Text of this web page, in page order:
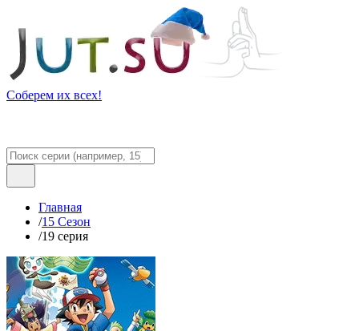
Соберем их всех!
Главная
/15 Сезон
/19 серия